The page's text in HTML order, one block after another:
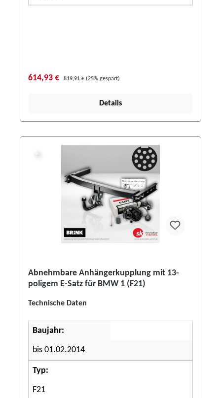
614,93 € 819,91 € (25% gespart)
Details
Abnehmbare Anhängerkupplung mit 13-
poligem E-Satz für BMW 1 (F21)
Technische Daten
Baujahr:
bis 01.02.2014
Typ:
F21